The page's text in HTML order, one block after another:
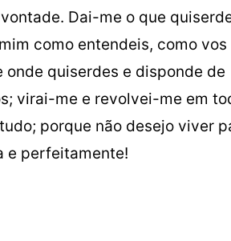
Dai-me o que
como entendeis, como vos
quiserdes e disponde de
virai-me e revolvei-me em
porque não desejo viver
e perfeitamente!